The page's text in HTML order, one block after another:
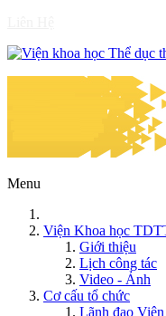
Menu
Viện Khoa học
Giới thiệu
Lịch công tác
Video - Ảnh
Cơ cấu tổ chức
Lãnh đạo Viện